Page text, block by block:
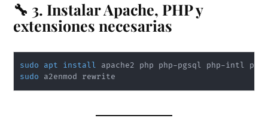
🔧 3. Instalar Apache, PHP y
extensiones necesarias
sudo apt install apache2 php php-pgsql php-intl
sudo a2enmod rewrite